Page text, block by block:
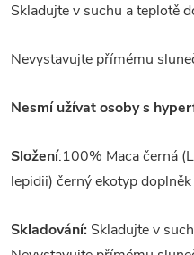
Skladujte v suchu a teplotě
Nevystavujte přímému
Nesmí užívat osoby s
Složení:100% Maca černá
lepidii) černý ekotyp
Skladování: Skladujte v